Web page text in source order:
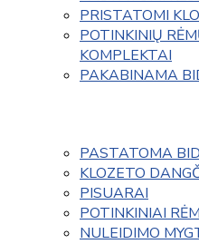
PRISTATOMI
POTINKINIŲ
KOMPLEKTAI
PAKABINAMA
PASTATOMA
KLOZETO
PISUARAI
POTINKINIAI
NULEIDIMO